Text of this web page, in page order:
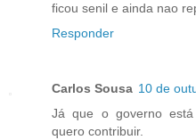
ficou senil e ainda nao
Responder
Carlos Sousa 10 de
Já que o governo
quero contribuir.